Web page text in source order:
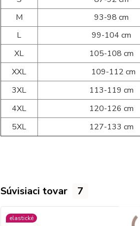
M
93-98 cm
L
99-104 cm
XL
105-108 cm
XXL
109-112 cm
3XL
113-119 cm
4XL
120-126 cm
5XL
127-133 cm
Súvisiaci tovar 7
elastické